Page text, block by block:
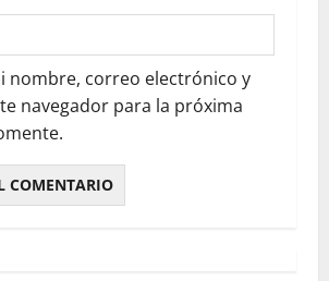
nombre, correo electrónico y
navegador para la próxima